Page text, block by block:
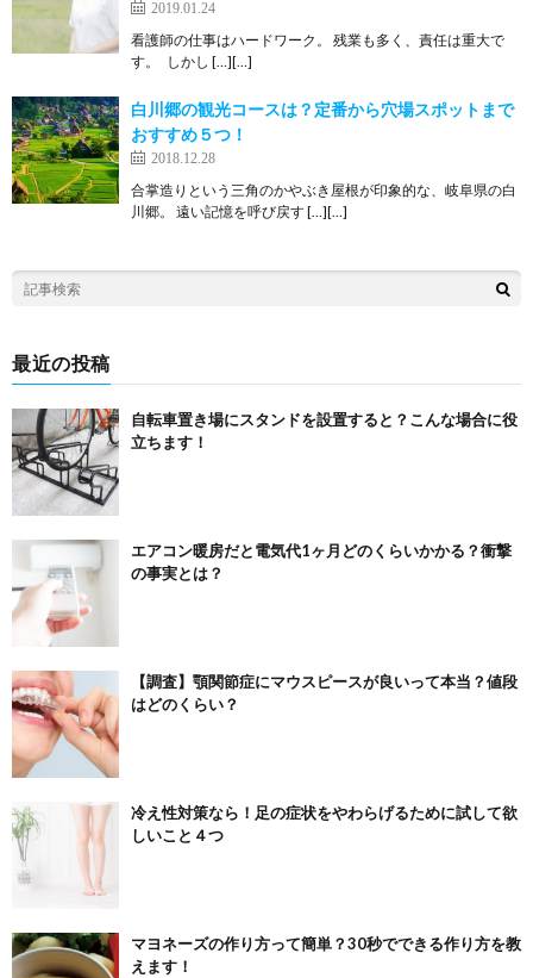
2019.01.24
看護師の仕事はハードワーク。 残業も多く、責任は重大で
す。 しかし […][…]
白川郷の観光コースは？定番から穴場スポットまで
おすすめ５つ！
2018.12.28
合掌造りという三角のかやぶき屋根が印象的な、岐阜県の白
川郷。 遠い記憶を呼び戻す […][…]
最近の投稿
自転車置き場にスタンドを設置すると？こんな場合に役
立ちます！
エアコン暖房だと電気代1ヶ月どのくらいかかる？衝撃
の事実とは？
【調査】顎関節症にマウスピースが良いって本当？値段
はどのくらい？
冷え性対策なら！足の症状をやわらげるために試して欲
しいこと４つ
マヨネーズの作り方って簡単？30秒でできる作り方を教
えます！